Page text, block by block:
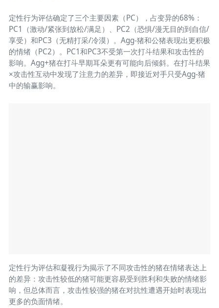
定性行为评估确定了三个主要因素（PC），占变异的68%：
PC1（激动/紧张到放松/满足）、PC2（恐惧/漫无目的到自信/
享受）和PC3（无精打采/冷漠）。Agg-猪和公猪表现出更积极
的情绪（PC2）。PC1和PC3不受第一次打斗结果和攻击性的
影响。Agg+猪在打斗早期耳朵更有可能向后倾斜。在打斗结果
×攻击性互动中发现了注意力的差异，即接近对手只受Agg-猪
中的输赢影响。
定性行为评估和凝视行为揭示了不同攻击性的猪在情绪表达上
的差异：攻击性较低的猪可能更容易受到胜利和失败的情绪影
响，但总体而言，攻击性较强的猪在对抗性遭遇开始时表现出
更多的负面情绪。